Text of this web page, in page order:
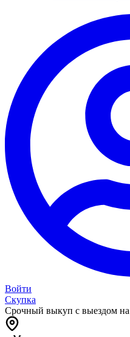
Войти
Скупка
Срочный выкуп с выездом